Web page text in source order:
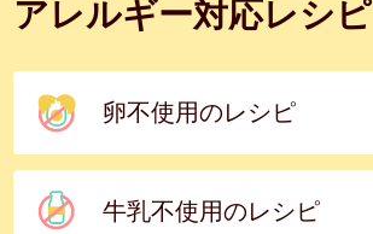
アレルギー対応レシピ
卵不使用のレシピ
牛乳不使用のレシピ